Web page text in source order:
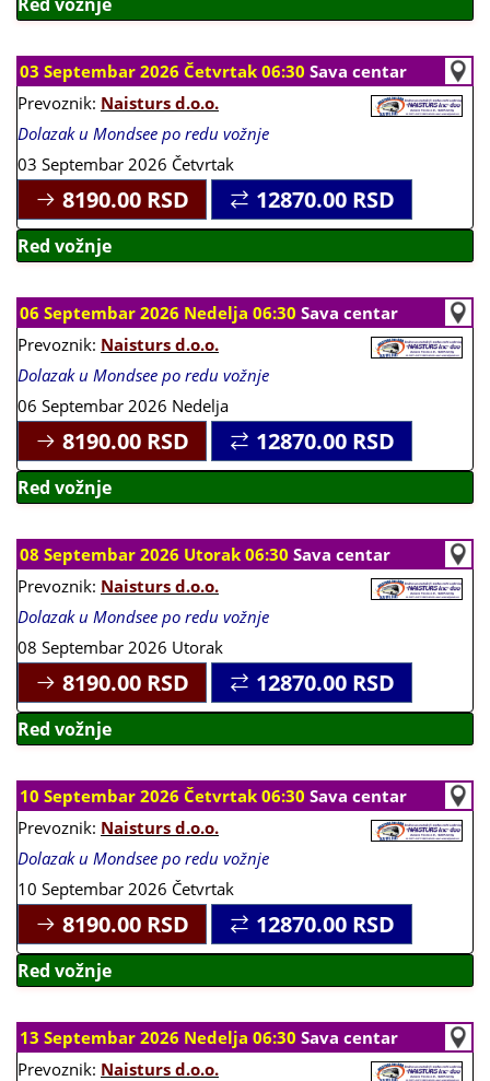
03 Septembar 2026 Četvrtak 06:30 Sava centar
Prevoznik: Naisturs d.o.o.
Dolazak u Mondsee po redu vožnje
03 Septembar 2026 Četvrtak
8190.00 RSD 12870.00 RSD
Red vožnje
06 Septembar 2026 Nedelja 06:30 Sava centar
Prevoznik: Naisturs d.o.o.
Dolazak u Mondsee po redu vožnje
06 Septembar 2026 Nedelja
8190.00 RSD 12870.00 RSD
Red vožnje
08 Septembar 2026 Utorak 06:30 Sava centar
Prevoznik: Naisturs d.o.o.
Dolazak u Mondsee po redu vožnje
08 Septembar 2026 Utorak
8190.00 RSD 12870.00 RSD
Red vožnje
10 Septembar 2026 Četvrtak 06:30 Sava centar
Prevoznik: Naisturs d.o.o.
Dolazak u Mondsee po redu vožnje
10 Septembar 2026 Četvrtak
8190.00 RSD 12870.00 RSD
Red vožnje
13 Septembar 2026 Nedelja 06:30 Sava centar
Prevoznik: Naisturs d.o.o.